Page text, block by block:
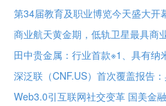
第34届教育及职业博览今天盛大开
商业航天黄金期，低轨卫星最具商
Web3.0引互联网社交变革 国美金